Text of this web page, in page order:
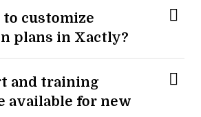
customize
plans in Xactly?
and training
available for new